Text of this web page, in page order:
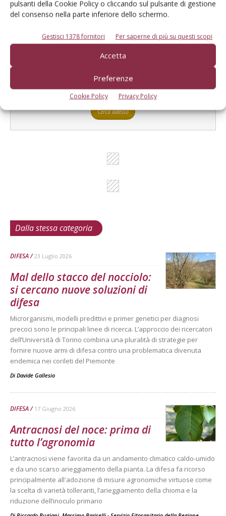
pulsanti della Cookie Policy o cliccando sul pulsante di gestione
del consenso nella parte inferiore dello schermo.
Gestisci 1378 fornitori Per saperne di più su questi scopi
Accetta
Preferenze
Cookie Policy Privacy Policy
Cerca adesso
L'Esperto risponde
I consigli di Terra e Vita agli agricoltori
Cerca adesso
Dalla stessa categoria
DIFESA 23 Luglio 2026
Mal dello stacco del nocciolo:
si cercano nuove soluzioni di
difesa
Microrganismi, modelli predittivi e primer genetici per diagnosi
precoci sono le principali linee di ricerca. L’approccio dei ricercatori
dell’Università di Torino combina una pluralità di strategie per
fornire nuove armi di difesa contro una problematica divenuta
endemica nei corileti del Piemonte
Di Davide Gallesio
DIFESA 17 Giugno 2026
Antracnosi del noce: prima di
tutto l’agronomia
L’antracnosi viene favorita da un andamento climatico caldo-umido
e da uno scarso arieggiamento della pianta. La difesa fa ricorso
principalmente all'adozione di misure agronomiche virtuose come
la scelta di varietà tolleranti, l’arieggiamento della chioma e la
riduzione dell’inoculo primario